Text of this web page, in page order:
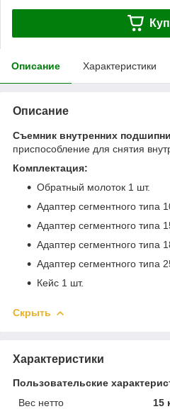
Описание Характеристики
Описание
Съемник внутренних
приспособление для снятия
Комплектация:
Обратный молоток 1 шт.
Адаптер сегментного типа
Адаптер сегментного типа
Адаптер сегментного типа
Адаптер сегментного типа
Кейс 1 шт.
Скрыть
Характеристики
Пользовательские
Вес нетто
15